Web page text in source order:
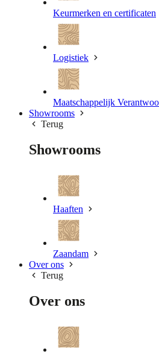
Keurmerken en certificaten
Logistiek
Maatschappelijk
Showrooms
Terug
Showrooms
Haaften
Zaandam
Over ons
Terug
Over ons